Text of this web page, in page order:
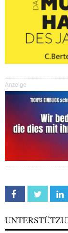
Anzeige
Facebook Twitter